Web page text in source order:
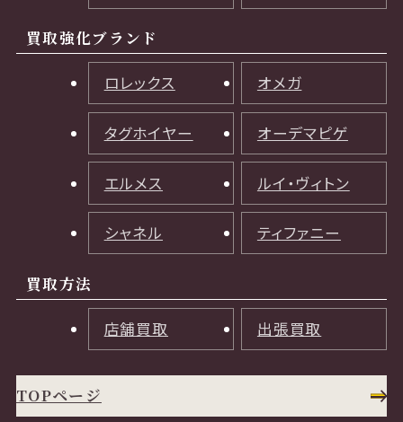
買取強化ブランド
ロレックス オメガ
タグホイヤー オーデマピゲ
エルメス ルイ・ヴィトン
シャネル ティファニー
買取方法
店舗買取 出張買取
TOPページ